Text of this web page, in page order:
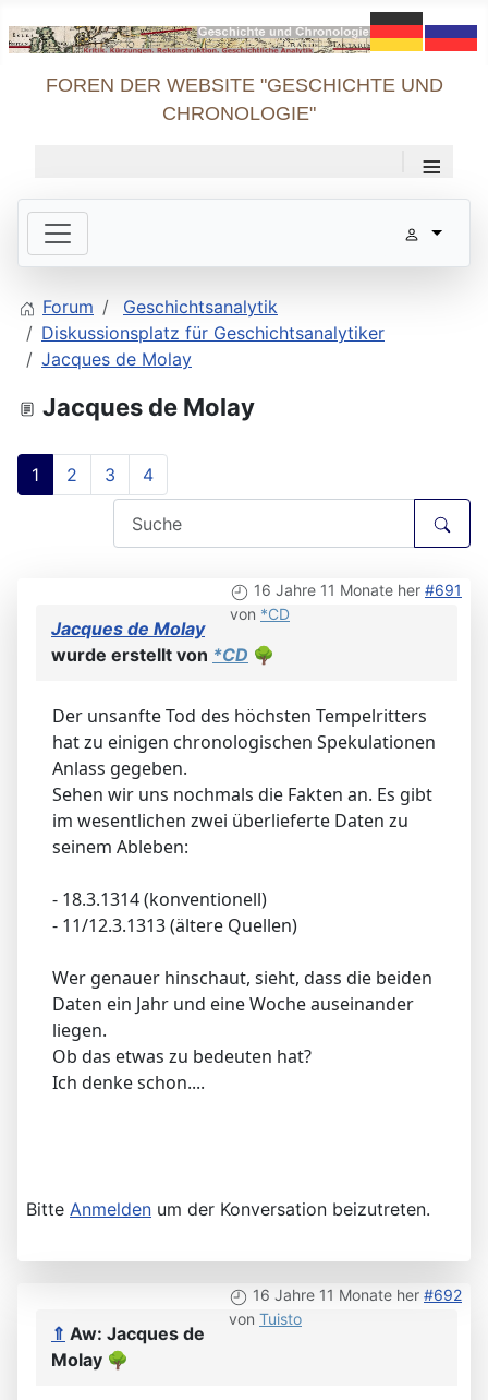
FOREN DER WEBSITE "GESCHICHTE UND
CHRONOLOGIE"
≡
Forum
Geschichtsanalytik
Diskussionsplatz für Geschichtsanalytiker
Jacques de Molay
Jacques de Molay
1 2 3 4
16 Jahre 11 Monate her #691
von *CD
Jacques de Molay
wurde erstellt von *CD 🌳
Der unsanfte Tod des höchsten Tempelritters
hat zu einigen chronologischen Spekulationen
Anlass gegeben.
Sehen wir uns nochmals die Fakten an. Es gibt
im wesentlichen zwei überlieferte Daten zu
seinem Ableben:
- 18.3.1314 (konventionell)
- 11/12.3.1313 (ältere Quellen)
Wer genauer hinschaut, sieht, dass die beiden
Daten ein Jahr und eine Woche auseinander
liegen.
Ob das etwas zu bedeuten hat?
Ich denke schon....
Bitte Anmelden um der Konversation beizutreten.
16 Jahre 11 Monate her #692
von Tuisto
⇑ Aw: Jacques de
Molay 🌳